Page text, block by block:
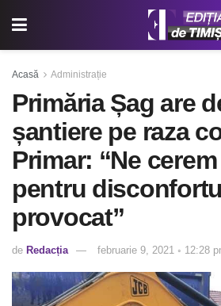
Acasă Administrație
Primăria Șag are
șantiere pe raza
Primar: “Ne
pentru
provocat”
de Redacția februarie 9, 2021 ◦ 12:28